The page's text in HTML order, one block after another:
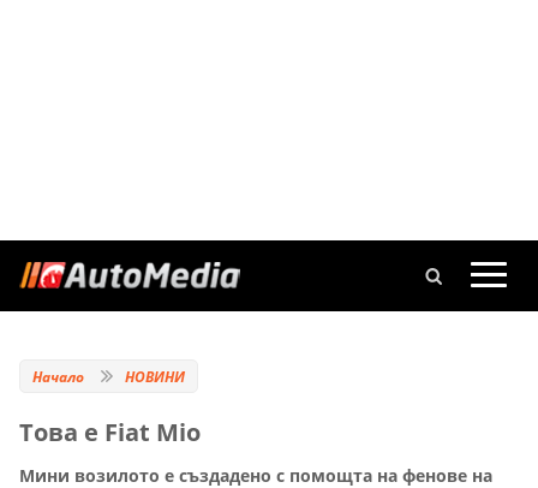
Начало НОВИНИ
Това е Fiat Mio
Мини возилото е създадено с помощта на фенове на